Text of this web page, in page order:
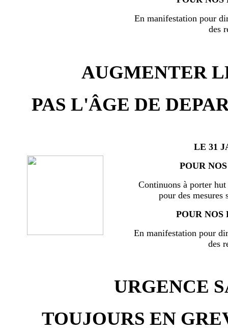
En manifestation pour
des
AUGMENTER
PAS L'ÂGE DE
LE 31
POUR
Continuons à porter
pour des mesures
POUR NOS
En manifestation pour
des
URGENCE
TOUJOURS EN